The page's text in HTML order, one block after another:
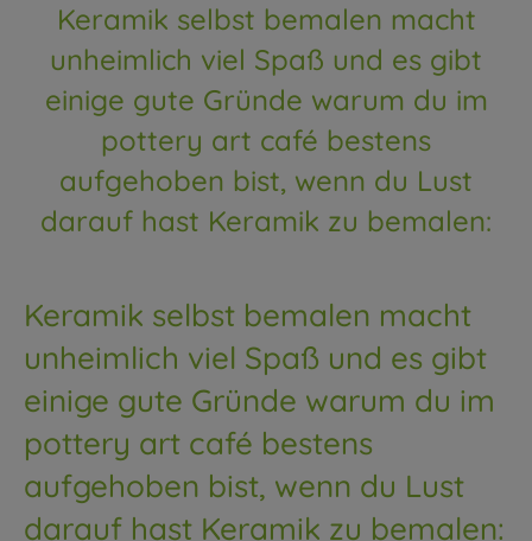
Keramik selbst bemalen macht
unheimlich viel Spaß und es gibt
einige gute Gründe warum du im
pottery art café bestens
aufgehoben bist, wenn du Lust
darauf hast Keramik zu bemalen:
Keramik selbst bemalen macht
unheimlich viel Spaß und es gibt
einige gute Gründe warum du im
pottery art café bestens
aufgehoben bist, wenn du Lust
darauf hast Keramik zu bemalen: